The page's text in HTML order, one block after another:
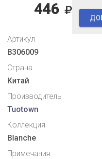
446
Артикул
B306009
Страна
Китай
Производитель
Tuotown
Коллекция
Blanche
Примечания